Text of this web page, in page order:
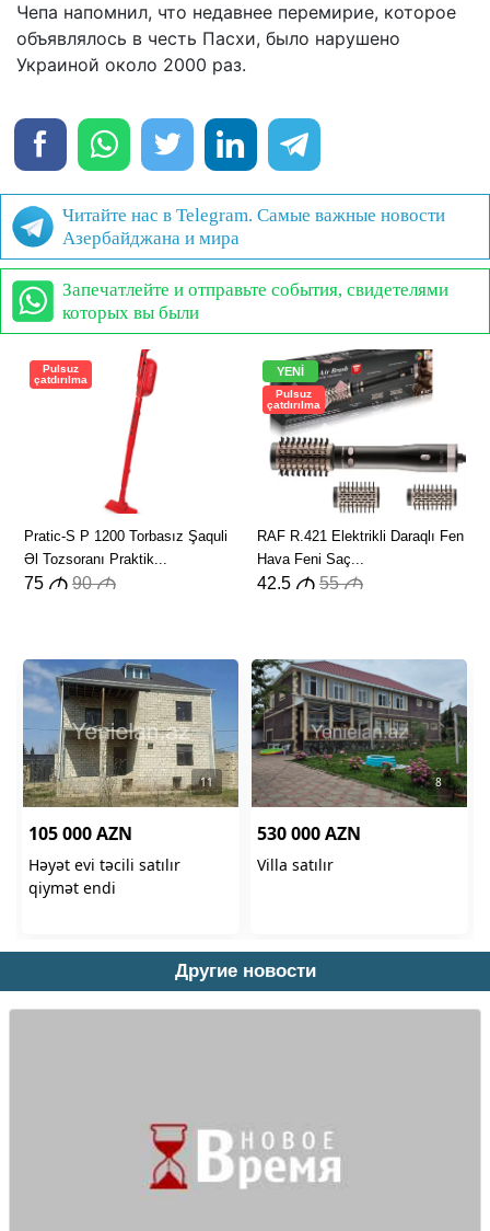
Чепа напомнил, что недавнее перемирие, которое
объявлялось в честь Пасхи, было нарушено
Украиной около 2000 раз.
Читайте нас в Telegram. Самые важные новости
Азербайджана и мира
Запечатлейте и отправьте события, свидетелями
которых вы были
Другие новости